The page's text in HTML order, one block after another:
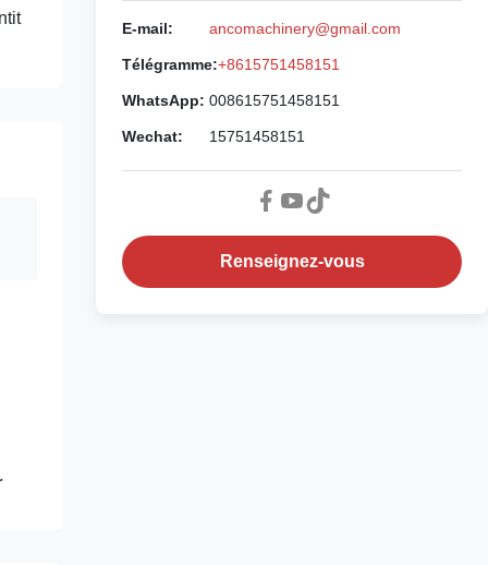
E-mail: ancomachinery@gmail.com
Télégramme:+8615751458151
WhatsApp: 008615751458151
Wechat: 15751458151
Renseignez-vous